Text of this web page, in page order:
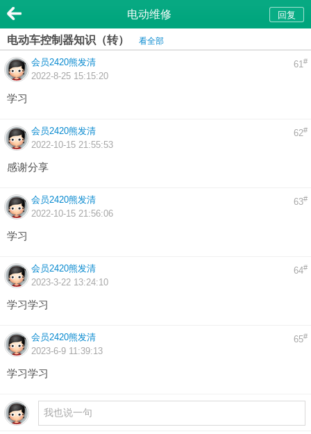
回复
电动维修
电动车控制器知识（转） 看全部
61#
会员2420熊发清
2022-8-25 15:15:20
学习
62#
会员2420熊发清
2022-10-15 21:55:53
感谢分享
63#
会员2420熊发清
2022-10-15 21:56:06
学习
64#
会员2420熊发清
2023-3-22 13:24:10
学习学习
65#
会员2420熊发清
2023-6-9 11:39:13
学习学习